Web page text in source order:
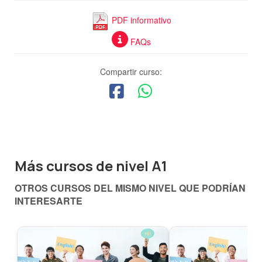
PDF informativo
FAQs
Compartir curso:
Más cursos de nivel A1
OTROS CURSOS DEL MISMO NIVEL QUE PODRÍAN
INTERESARTE